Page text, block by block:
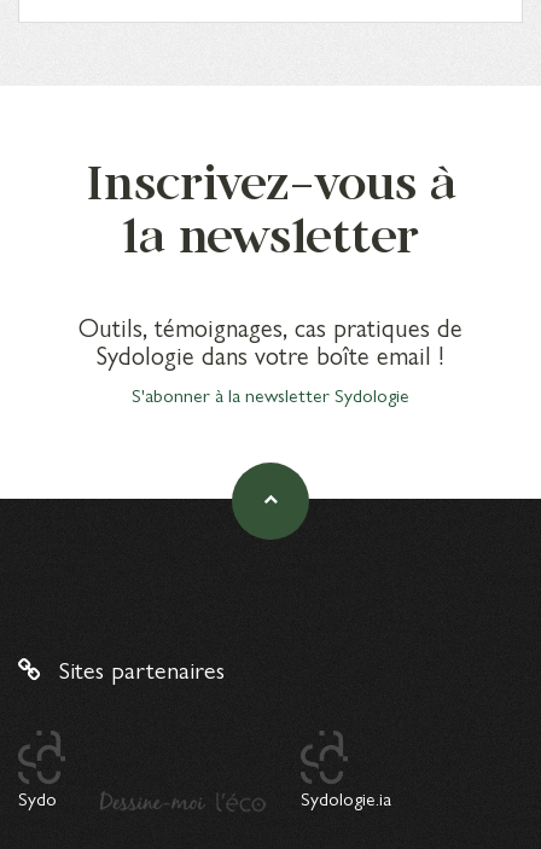
Inscrivez-vous à
la newsletter
Outils, témoignages, cas pratiques de
Sydologie dans votre boîte email !
S'abonner à la newsletter Sydologie
Sites partenaires
Sydo Sydologie.ia